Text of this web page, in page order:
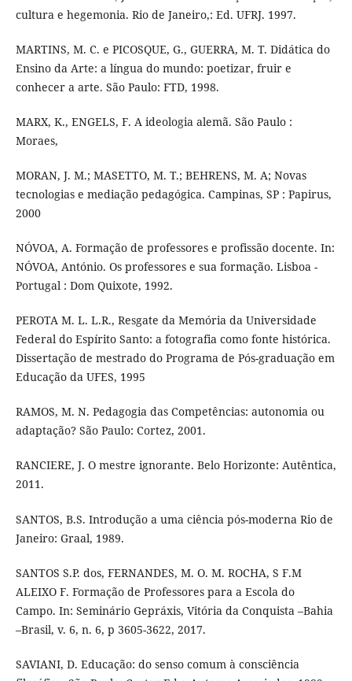
cultura e hegemonia. Rio de Janeiro,: Ed. UFRJ. 1997.
MARTINS, M. C. e PICOSQUE, G., GUERRA, M. T. Didática do
Ensino da Arte: a língua do mundo: poetizar, fruir e
conhecer a arte. São Paulo: FTD, 1998.
MARX, K., ENGELS, F. A ideologia alemã. São Paulo :
Moraes,
MORAN, J. M.; MASETTO, M. T.; BEHRENS, M. A; Novas
tecnologias e mediação pedagógica. Campinas, SP : Papirus,
2000
NÓVOA, A. Formação de professores e profissão docente. In:
NÓVOA, António. Os professores e sua formação. Lisboa -
Portugal : Dom Quixote, 1992.
PEROTA M. L. L.R., Resgate da Memória da Universidade
Federal do Espírito Santo: a fotografia como fonte histórica.
Dissertação de mestrado do Programa de Pós-graduação em
Educação da UFES, 1995
RAMOS, M. N. Pedagogia das Competências: autonomia ou
adaptação? São Paulo: Cortez, 2001.
RANCIERE, J. O mestre ignorante. Belo Horizonte: Autêntica,
2011.
SANTOS, B.S. Introdução a uma ciência pós-moderna Rio de
Janeiro: Graal, 1989.
SANTOS S.P. dos, FERNANDES, M. O. M. ROCHA, S F.M
ALEIXO F. Formação de Professores para a Escola do
Campo. In: Seminário Gepráxis, Vitória da Conquista –Bahia
–Brasil, v. 6, n. 6, p 3605-3622, 2017.
SAVIANI, D. Educação: do senso comum à consciência